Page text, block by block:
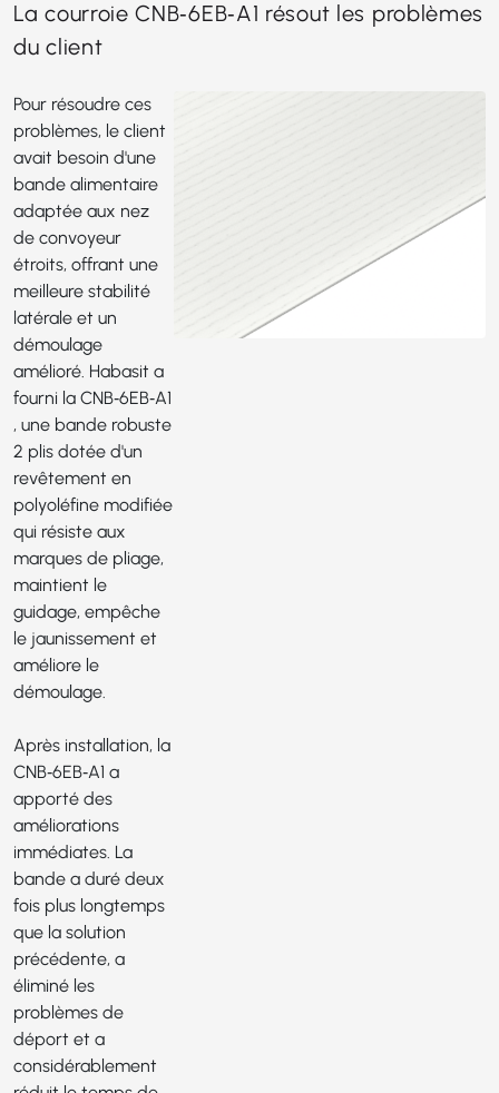
La courroie CNB‑6EB‑A1 résout les problèmes
du client
Pour résoudre ces
problèmes, le client
avait besoin d'une
bande alimentaire
adaptée aux nez
de convoyeur
étroits, offrant une
meilleure stabilité
latérale et un
démoulage
amélioré. Habasit a
fourni la CNB‑6EB‑A1
, une bande robuste
2 plis dotée d'un
revêtement en
polyoléfine modifiée
qui résiste aux
marques de pliage,
maintient le
guidage, empêche
le jaunissement et
améliore le
démoulage.
Après installation, la
CNB‑6EB‑A1 a
apporté des
améliorations
immédiates. La
bande a duré deux
fois plus longtemps
que la solution
précédente, a
éliminé les
problèmes de
déport et a
considérablement